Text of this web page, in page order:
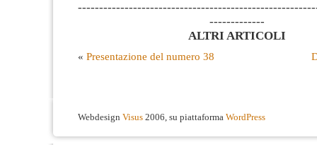
-------------
ALTRI ARTICOLI
« Presentazione del numero 38
Webdesign Visus 2006, su piattaforma WordPress